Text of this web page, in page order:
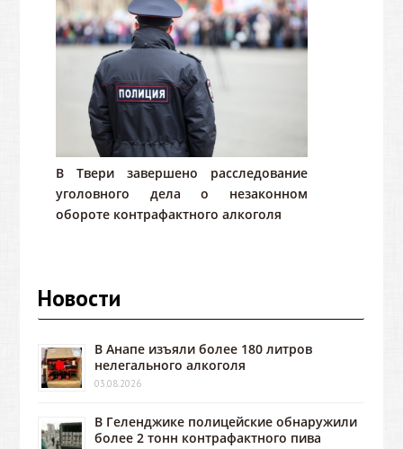
В Твери завершено расследование
уголовного дела о незаконном
обороте контрафактного алкоголя
Новости
В Анапе изъяли более 180 литров
нелегального алкоголя
03.08.2026
В Геленджике полицейские обнаружили
более 2 тонн контрафактного пива